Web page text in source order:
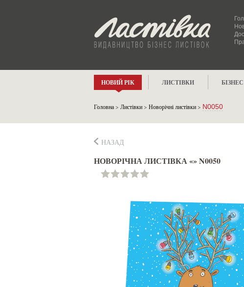
НОВИЙ РІК ЛИСТІВКИ
Головна> Листівки> Новорічні листівки> N0050
НАЗАД
НОВОРІЧНА ЛИСТІВКА «» N0050